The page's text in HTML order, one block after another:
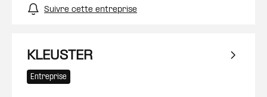
Suivre cette entreprise
KLEUSTER
Entreprise